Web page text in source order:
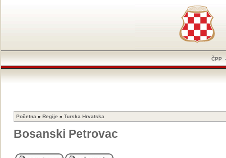
ČPP
Početna » Regije » Turska Hrvatska
Bosanski Petrovac